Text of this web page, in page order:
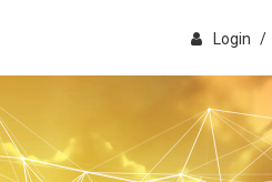
Login /